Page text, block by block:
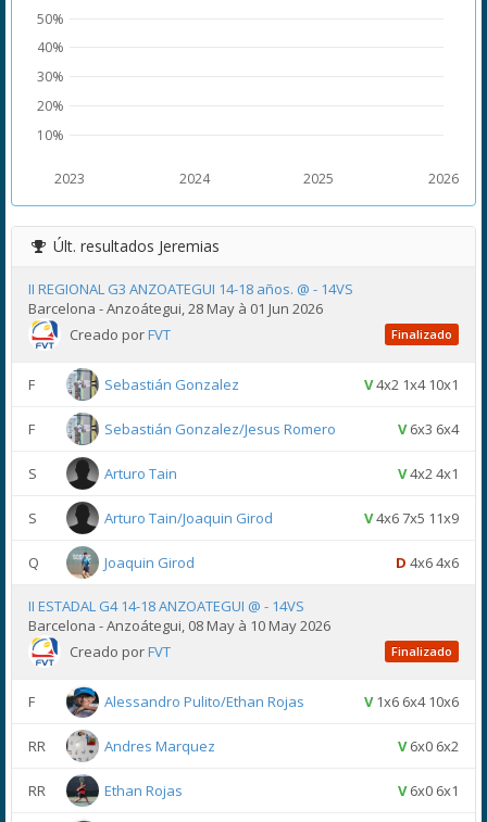
2023 2024 2025 2026
10%
20%
30%
40%
50%
Últ. resultados Jeremias
II REGIONAL G3 ANZOATEGUI 14-18 años. @ - 14VS
Barcelona - Anzoátegui, 28 May à 01 Jun 2026
Creado porFVT Finalizado
F Sebastián Gonzalez V4x2 1x4 10x1
F Sebastián Gonzalez/Jesus Romero V6x3 6x4
S Arturo Tain V4x2 4x1
S Arturo Tain/Joaquin Girod V4x6 7x5 11x9
Q Joaquin Girod D 4x6 4x6
II ESTADAL G4 14-18 ANZOATEGUI @ - 14VS
Barcelona - Anzoátegui, 08 May à 10 May 2026
Creado porFVT Finalizado
F Alessandro Pulito/Ethan Rojas V1x6 6x4 10x6
RR Andres Marquez V6x0 6x2
RR Ethan Rojas V6x0 6x1